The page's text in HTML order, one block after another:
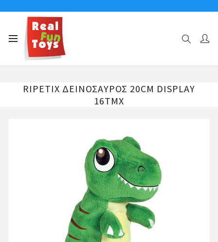
Αρχική σελίδα ΗΛΙΚΙΕΣ
Παιχνίδια για παιδιά 1 έως 2 ετών
RIPETIX ΔΕΙΝΟΣΑΥΡΟΣ 20CM DISPLAY 16ΤΜΧ
RIPETIX ΔΕΙΝΟΣΑΥΡΟΣ 20CM DISPLAY
16ΤΜΧ